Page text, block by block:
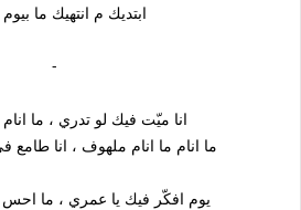
ابتديك م انتهيك ما بيوم
-
انا ميّت فيك لو تدري ، ما
ما انام ما انام ملهوف ، انا
يوم افكّر فيك يا عمري ، ما